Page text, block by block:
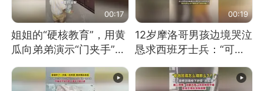
00:17
姐姐的“硬核教育”，用黄
瓜向弟弟演示“门夹手”，
网友：果然言传不如身
教！
00:19
12岁摩洛哥男孩边境哭泣
恳求西班牙士兵：“可不
可以不要把我遣返回国”